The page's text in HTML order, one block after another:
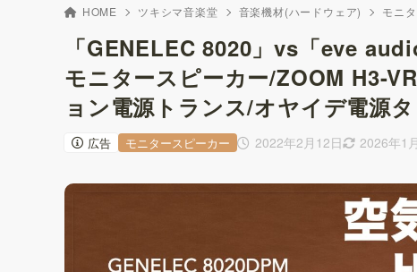
HOME ツキシマ音楽堂 音楽機材(ハードウェア) モニ
「GENELEC 8020」vs「eve
モニタースピーカー/ZOOM H3-
ョン電源トランス/オヤイデ電源
広告 2022年2月12日 2026年1
モニタースピーカー